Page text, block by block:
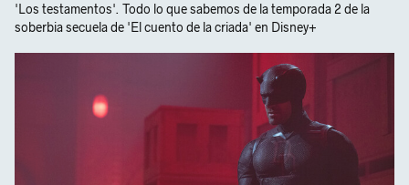
'Los testamentos'. Todo lo que sabemos de la temporada 2 de la
soberbia secuela de 'El cuento de la criada' en Disney+